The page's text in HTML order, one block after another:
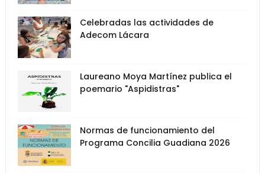
Celebradas las actividades de
Adecom Lácara
Laureano Moya Martínez publica el
poemario "Aspidistras"
Normas de funcionamiento del
Programa Concilia Guadiana 2026